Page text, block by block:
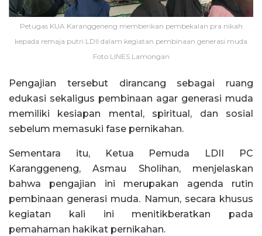
Petugas KUA Karanggeneng memberikan pembekalan pra nikah
kepada remaja putri LDII dalam kegiatan pembinaan generasi muda
Foto LINES Lamongan
Pengajian tersebut dirancang sebagai ruang
edukasi sekaligus pembinaan agar generasi muda
memiliki kesiapan mental, spiritual, dan sosial
sebelum memasuki fase pernikahan.
Sementara itu, Ketua Pemuda LDII PC
Karanggeneng, Asmau Sholihan, menjelaskan
bahwa pengajian ini merupakan agenda rutin
pembinaan generasi muda. Namun, secara khusus
kegiatan kali ini menitikberatkan pada
pemahaman hakikat pernikahan.